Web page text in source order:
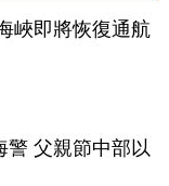
峽即將恢復通航
警 父親節中部以